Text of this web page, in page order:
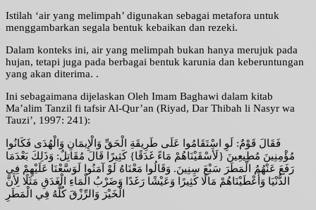
Istilah ‘air yang melimpah’ digunakan sebagai metafora untuk
menggambarkan segala bentuk kebaikan dan rezeki.
Dalam konteks ini, air yang melimpah bukan hanya merujuk pada
hujan, tetapi juga pada berbagai bentuk karunia dan keberuntungan
yang akan diterima. .
Ini sebagaimana dijelaskan Oleh Imam Baghawi dalam kitab
Ma’alim Tanzil fi tafsir Al-Qur’an (Riyad, Dar Thibah li Nasyr wa
Tauzi’, 1997: 241):
فَقَالَ قَوْمٌ: لَوِ اسْتَقَامُوا عَلَى طَرِيقَةِ الْحَقِّ وَالْإِيمَانِ وَالْهُدَى فَكَانُوا
مُؤْمِنِينَ مُطِيعِينَ {لَأَسْقَيْنَاهُمْ مَاءً غَدَقًا} كَثِيرًا قَالَ مُقَاتِلٌ: وَذَلِكَ بَعْدَمَا
رَفَعَ عَنْهُمُ الْمَطَرَ سَبْعَ سِنِينَ. وَقَالُوا مَعْنَاهُ لَوْ آمَنُوا لَوَسَّعْنَا عَلَيْهِمْ فِي
الدُّنْيَا وَأَعْطَيْنَاهُمْ مَالًا كَثِيرًا وَعَيْشًا رَغَدًا وَضَرْبُ الْمَاءِ الْغَدَقِ مَثَلًا لِأَنَّ
الْخَيْرَ وَالرِّزْقَ كُلَّهُ فِي الْمَطَرِ